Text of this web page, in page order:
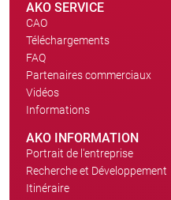
AKO SERVICE
CAO
Téléchargements
FAQ
Partenaires commerciaux
Vidéos
Informations
AKO INFORMATION
Portrait de l'entreprise
Recherche et Développement
Itinéraire